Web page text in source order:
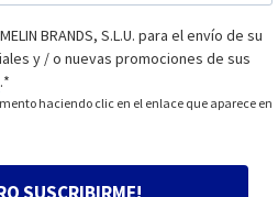
BRANDS, S.L.U. para el envío de su
y / o nuevas promociones de sus
.*
haciendo clic en el enlace que aparece en